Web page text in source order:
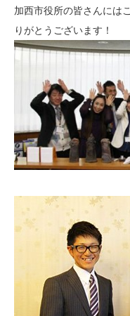
加西市役所の皆さんには
りがとうございます！